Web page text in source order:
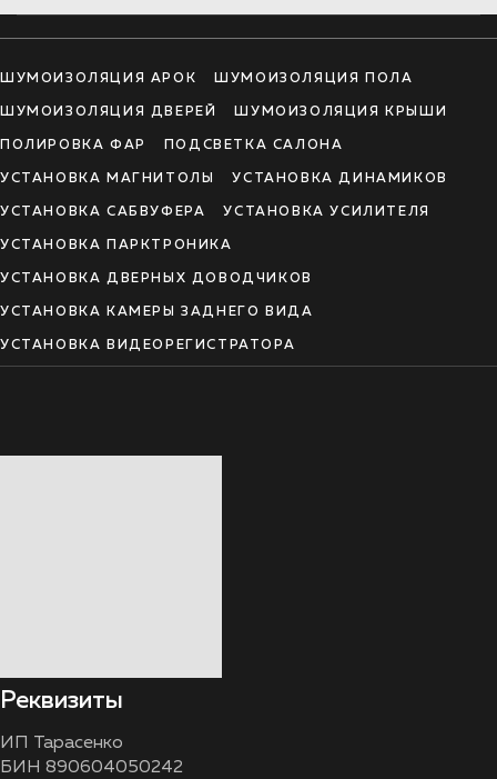
ШУМОИЗОЛЯЦИЯ АРОК ШУМОИЗОЛЯЦИЯ ПОЛА
ШУМОИЗОЛЯЦИЯ ДВЕРЕЙ ШУМОИЗОЛЯЦИЯ КРЫШИ
ПОЛИРОВКА ФАР ПОДСВЕТКА САЛОНА
УСТАНОВКА МАГНИТОЛЫ УСТАНОВКА ДИНАМИКОВ
УСТАНОВКА САБВУФЕРА УСТАНОВКА УСИЛИТЕЛЯ
УСТАНОВКА ПАРКТРОНИКА
УСТАНОВКА ДВЕРНЫХ ДОВОДЧИКОВ
УСТАНОВКА КАМЕРЫ ЗАДНЕГО ВИДА
УСТАНОВКА ВИДЕОРЕГИСТРАТОРА
Реквизиты
ИП Тарасенко
БИН 890604050242